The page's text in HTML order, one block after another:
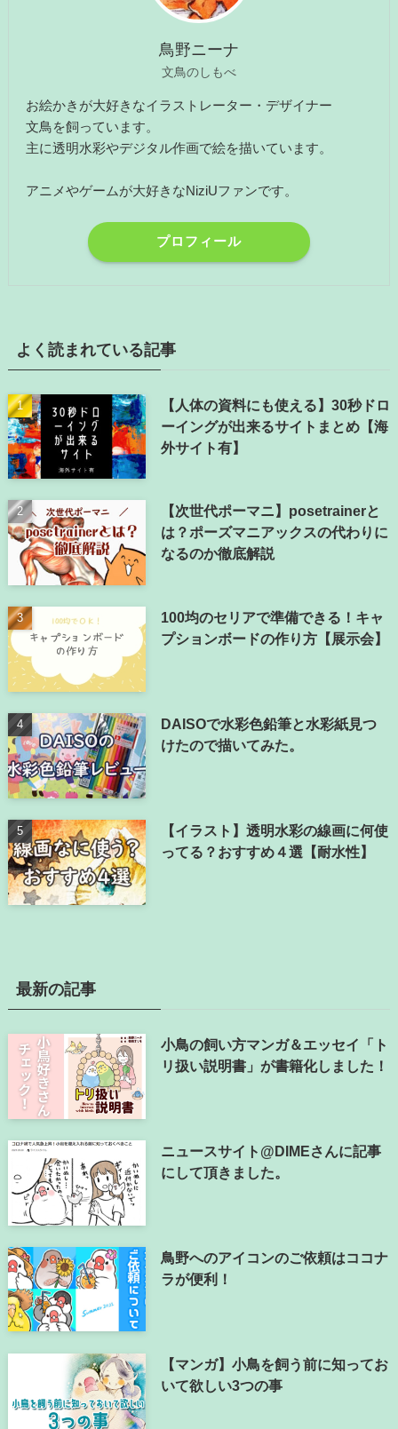
鳥野ニーナ
文鳥のしもべ
お絵かきが大好きなイラストレーター・デザイナー
文鳥を飼っています。
主に透明水彩やデジタル作画で絵を描いています。
アニメやゲームが大好きなNiziUファンです。
プロフィール
よく読まれている記事
【人体の資料にも使える】30秒ドロ
ーイングが出来るサイトまとめ【海
外サイト有】
【次世代ポーマニ】posetrainerと
は？ポーズマニアックスの代わりに
なるのか徹底解説
100均のセリアで準備できる！キャ
プションボードの作り方【展示会】
DAISOで水彩色鉛筆と水彩紙見つ
けたので描いてみた。
【イラスト】透明水彩の線画に何使
ってる？おすすめ４選【耐水性】
最新の記事
小鳥の飼い方マンガ＆エッセイ「ト
リ扱い説明書」が書籍化しました！
ニュースサイト@DIMEさんに記事
にして頂きました。
鳥野へのアイコンのご依頼はココナ
ラが便利！
【マンガ】小鳥を飼う前に知ってお
いて欲しい3つの事